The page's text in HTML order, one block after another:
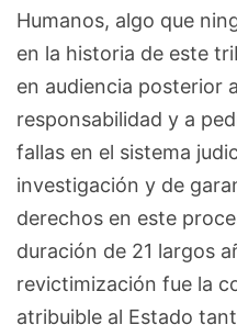
Humanos, algo que
en la historia de este
en audiencia posterior
responsabilidad y a
fallas en el sistema
investigación y de
derechos en este
duración de 21 largos
revictimización fue la
atribuible al Estado